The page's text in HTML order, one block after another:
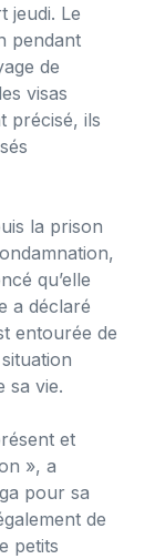
jeudi. Le
pendant
de
visas
précisé, ils
la prison
qu’elle
a déclaré
entourée de
sa vie.
et
», a
pour sa
de
petits